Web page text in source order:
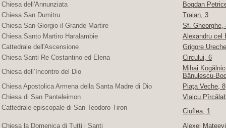
Chiesa dell'Annunziata
Bogdan
Chiesa San Dumitru
Traian, 3
Chiesa San Giorgio il Grande Martire
Sf. Gheorghe,
Chiesa Santo Martiro Haralambie
Alexandru cel
Cattedrale dell'Ascensione
Grigore
Chiesa Santi Re Costantino ed Elena
Circului, 6
Chiesa dell’Incontro del Dio
Mihai
Bănulescu-
Chiesa Apostolica Armena della Santa Madre di Dio
Piaţa Veche, 8
Chiesa di San Panteleimon
Vlaicu
Cattedrale episcopale di San Teodoro Tiron
Ciuflea, 1
Chiesa la Domenica di Tutti i Santi
Alexei